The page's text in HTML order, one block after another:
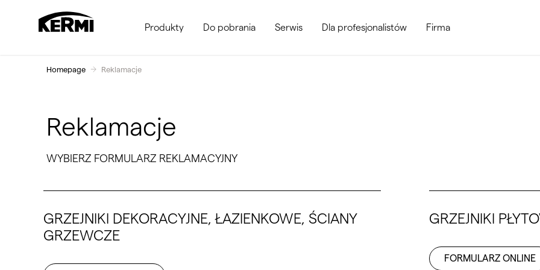
Produkty Do pobrania Serwis Dla profesjonalistów Firma
Homepage Reklamacje
Reklamacje
WYBIERZ FORMULARZ REKLAMACYJNY
GRZEJNIKI DEKORACYJNE, ŁAZIENKOWE, ŚCIANY
GRZEWCZE
GRZEJNIKI
FORMULARZ ONLINE